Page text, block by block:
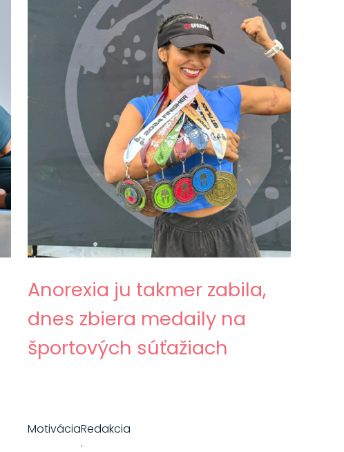
Anorexia ju takmer zabila,
dnes zbiera medaily na
športových súťažiach
MotiváciaRedakcia
·